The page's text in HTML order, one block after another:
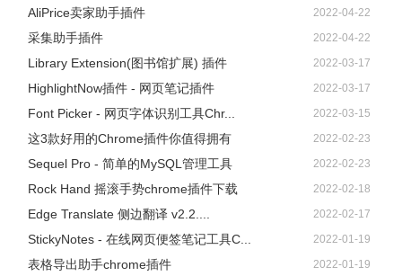
AliPrice卖家助手插件 2022-04-22
采集助手插件 2022-04-22
Library Extension(图书馆扩展) 插件 2022-03-17
HighlightNow插件 - 网页笔记插件 2022-03-17
Font Picker - 网页字体识别工具Chr... 2022-03-15
这3款好用的Chrome插件你值得拥有 2022-02-23
Sequel Pro - 简单的MySQL管理工具 2022-02-23
Rock Hand 摇滚手势chrome插件下载 2022-02-18
Edge Translate 侧边翻译 v2.2.... 2022-02-17
StickyNotes - 在线网页便签笔记工具C... 2022-01-19
表格导出助手chrome插件 2022-01-19